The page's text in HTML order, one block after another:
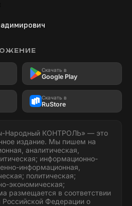
Скачать в
Google Play
Скачать в
RuStore
Народный КОНТРОЛЬ» — это
издание. Мы пишем на
аналитическая,
информационно-
информационная,
политическая;
экономическая;
размещается в соответствии
Российской Федерации о